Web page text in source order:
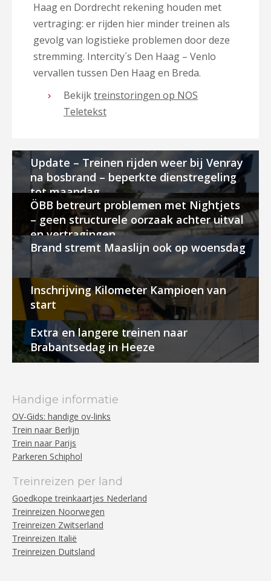
Haag en Dordrecht rekening houden met
vertraging: er rijden hier minder treinen als
gevolg van logistieke problemen door deze
stremming. Intercity´s Den Haag – Venlo
vervallen tussen Den Haag en Breda.
Bekijktreinstoringen op NOS
Teletekst
Update – Treinen rijden weer bij Venray
na bosbrand – beperkte dienstregeling
tot maandag
ÖBB betreurt problemen met Nightjets
– geen structurele oorzaak achter uitval
en vertragingen
Brand stremt Maaslijn ook op woensdag
Inschrijving Kilometer Kampioen van
start
Extra en langere treinen naar
Brabantsedag in Heeze
Handige informatie
OV-Gids: handige ov-links
Trein naar Berlijn
Trein naar Parijs
Parkeren Schiphol
Treinreizen per land
Goedkope treinkaartjes Nederland
Treinreizen Noorwegen
Treinreizen Zwitserland
Treinreizen Italië
Treinreizen Duitsland